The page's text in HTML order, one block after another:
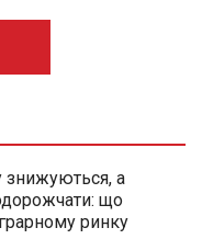
знижуються, а
що
ринку